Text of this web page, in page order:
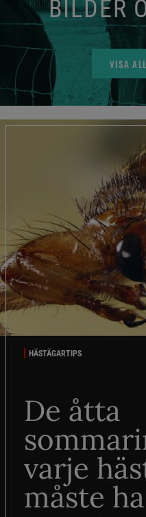
BILDER
VISA
HÄSTÄGARTIPS
De åtta
varje
måste